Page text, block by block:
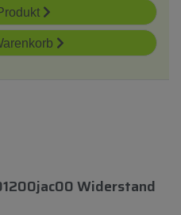
Widerstand